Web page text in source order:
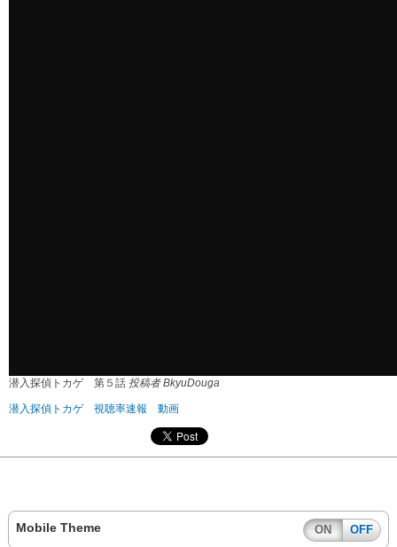
潜入探偵トカゲ 第５話 投稿者 BkyuDouga
潜入探偵トカゲ 視聴率速報 動画
Mobile Theme ON OFF